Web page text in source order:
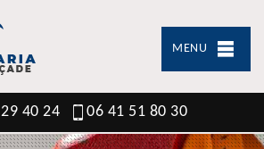
MENU
40 24 06 41 51 80 30